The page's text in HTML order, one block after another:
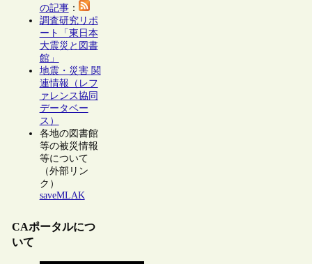
の記事：
調査研究リポ
ート「東日本
大震災と図書
館」
地震・災害 関
連情報（レフ
ァレンス協同
データベー
ス）
各地の図書館
等の被災情報
等について
（外部リン
ク）
saveMLAK
CAポータルにつ
いて